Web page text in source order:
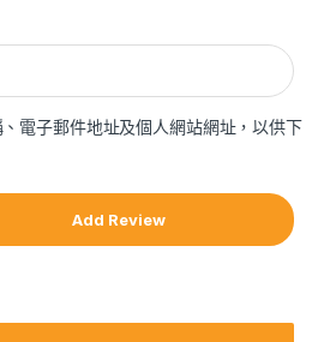
電子郵件地址及個人網站網址，以供下